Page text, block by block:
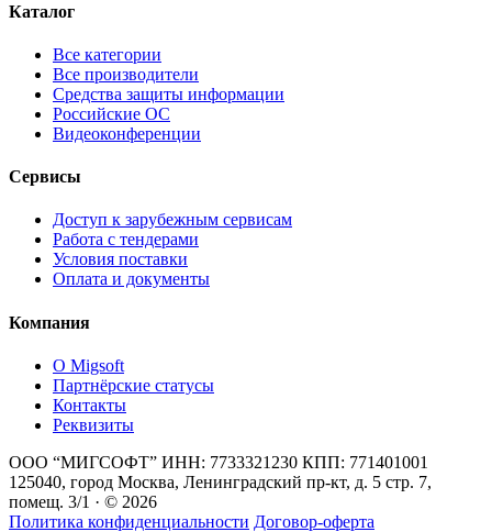
Каталог
Все категории
Все производители
Средства защиты информации
Российские ОС
Видеоконференции
Сервисы
Доступ к зарубежным сервисам
Работа с тендерами
Условия поставки
Оплата и документы
Компания
О Migsoft
Партнёрские статусы
Контакты
Реквизиты
ООО “МИГСОФТ” ИНН: 7733321230 КПП: 771401001
125040, город Москва, Ленинградский пр-кт, д. 5 стр. 7,
помещ. 3/1 · © 2026
Политика конфиденциальности Договор-оферта